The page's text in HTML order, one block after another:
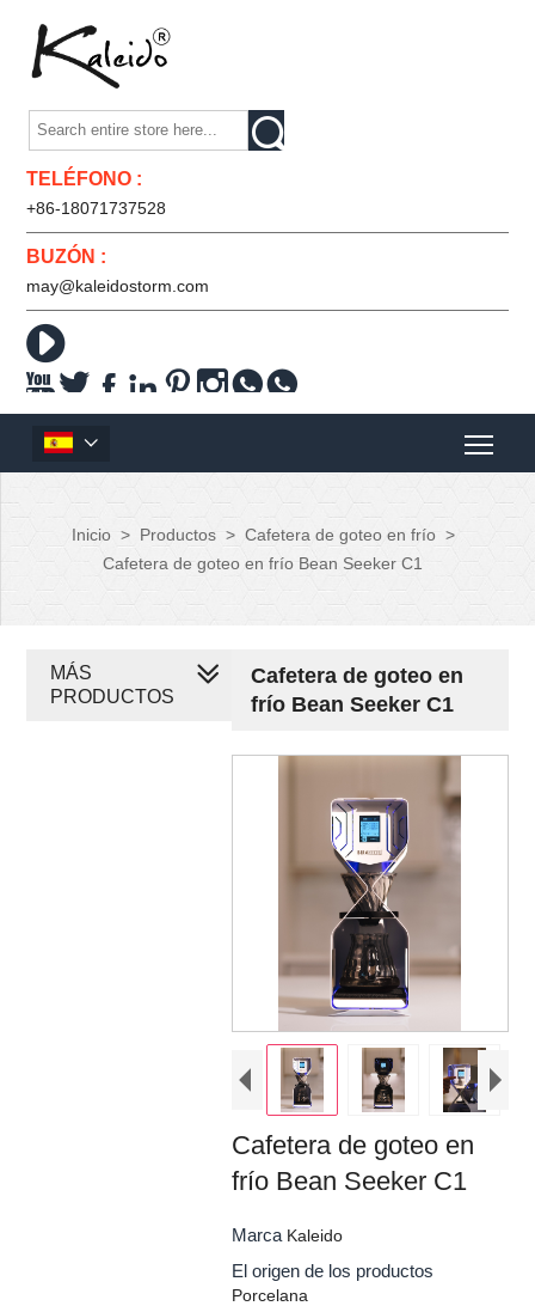

TELÉFONO :
+86-18071737528
BUZÓN :
may@kaleidostorm.com

     

Inicio > Productos > Cafetera de goteo en frío >
Cafetera de goteo en frío Bean Seeker C1
Cafetera de goteo en
frío Bean Seeker C1
Cafetera de goteo en
frío Bean Seeker C1
Marca Kaleido
El origen de los productos
Porcelana
MÁS
PRODUCTOS